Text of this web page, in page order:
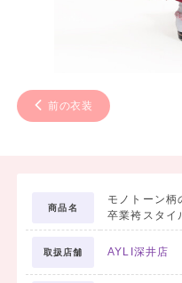
前の衣装
商品名
モノトーン柄
卒業袴スタイ
取扱店舗 AYLI深井店